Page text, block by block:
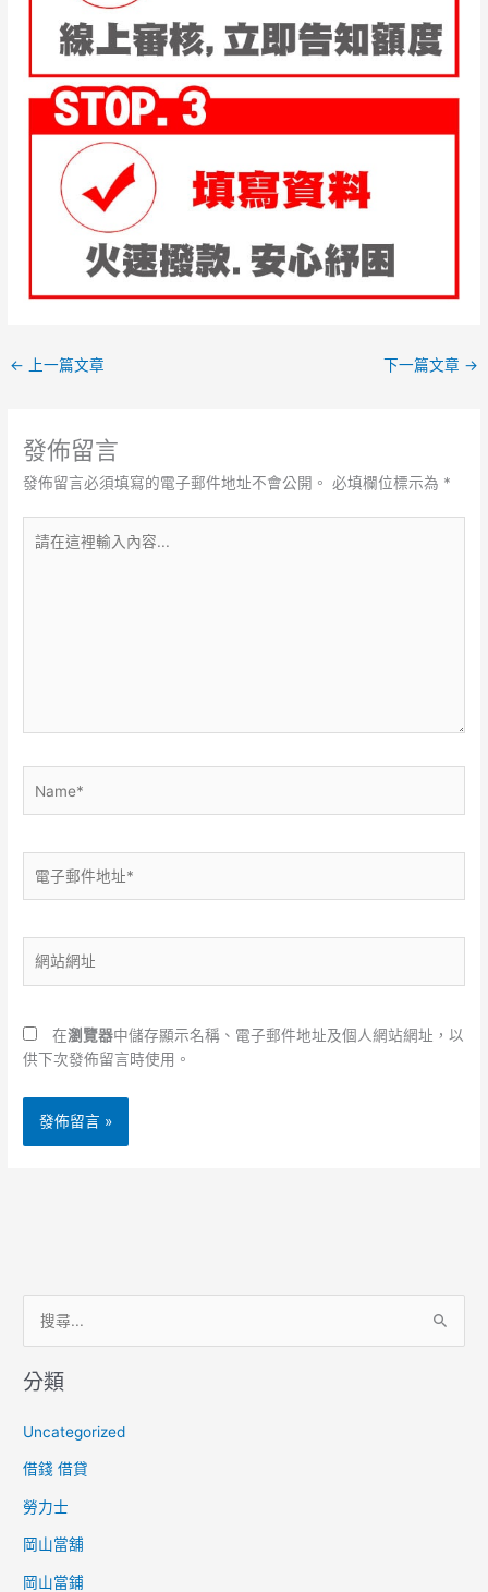
← 上一篇文章 下一篇文章 →
發佈留言
發佈留言必須填寫的電子郵件地址不會公開。 必填欄位標示為 *
在
子
件
地
址
站
在瀏覽器中儲存顯示名稱、電子郵件地址及個人網站網址，以
供下次發佈留言時使用。
關
鍵
字
:
分類
Uncategorized
借錢 借貸
勞力士
岡山當舖
岡山當鋪